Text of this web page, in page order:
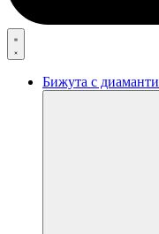
Бижута с диаманти